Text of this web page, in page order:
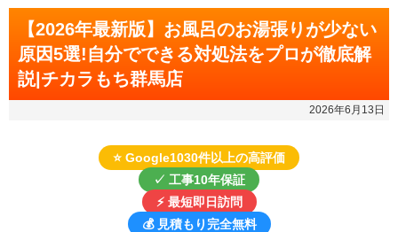
【2026年最新版】お風呂のお湯張りが少ない
原因5選!自分でできる対処法をプロが徹底解
説|チカラもち群馬店
2026年6月13日
⭐ Google1030件以上の高評価
✓ 工事10年保証
⚡ 最短即日訪問
💰 見積もり完全無料